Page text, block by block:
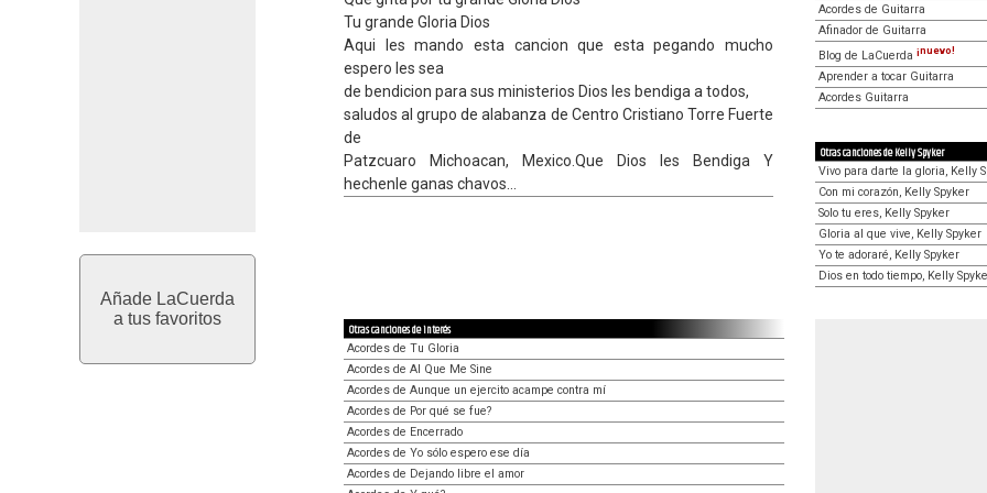
Añade LaCuerda
a tus favoritos
Tu grande Gloria Dios
Aqui les mando esta cancion que esta pegando mucho
espero les sea
de bendicion para sus ministerios Dios les bendiga a todos,
saludos al grupo de alabanza de Centro Cristiano Torre Fuerte
de
Patzcuaro Michoacan, Mexico.Que Dios les Bendiga Y
hechenle ganas chavos...
Acordes de Guitarra
Afinador de Guitarra
Blog de LaCuerda ¡nuevo!
Aprender a tocar Guitarra
Acordes Guitarra
Otras canciones de Kelly Spyker
Vivo para darte la gloria, Kelly
Con mi corazón, Kelly Spyker
Solo tu eres, Kelly Spyker
Gloria al que vive, Kelly Spyker
Yo te adoraré, Kelly Spyker
Dios en todo tiempo, Kelly
Otras canciones de interés
Acordes de Tu Gloria
Acordes de Al Que Me Sine
Acordes de Aunque un ejercito acampe contra mí
Acordes de Por qué se fue?
Acordes de Encerrado
Acordes de Yo sólo espero ese día
Acordes de Dejando libre el amor